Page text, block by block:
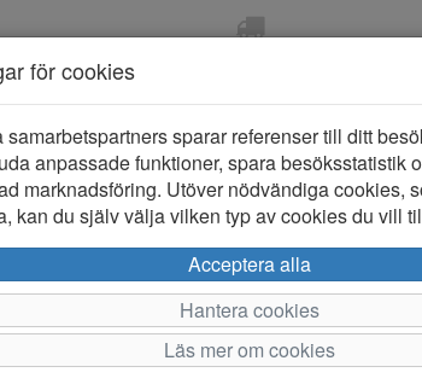
5 DAGAR
BARN
Varumärke:
för cookies
samarbetspartners sparar referenser till ditt
anpassade funktioner, spara besöksstatistik
marknadsföring. Utöver nödvändiga cookies,
kan du själv välja vilken typ av cookies du vill
Acceptera alla
Hantera cookies
Läs mer om cookies